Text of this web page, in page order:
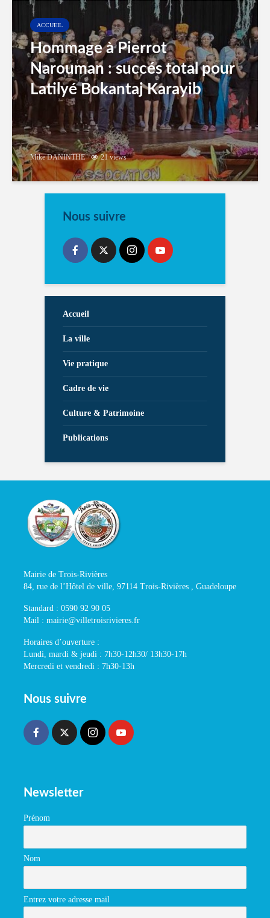
ACCUEIL
Hommage à Pierrot
Narouman : succés total pour
Latilyé Bokantaj Karayib
Mike DANINTHE 21 views
Nous suivre
Accueil
La ville
Vie pratique
Cadre de vie
Culture & Patrimoine
Publications
Mairie de Trois-Rivières
84, rue de l’Hôtel de ville, 97114 Trois-Rivières , Guadeloupe
Standard : 0590 92 90 05
Mail : mairie@villetroisrivieres.fr
Horaires d’ouverture :
Lundi, mardi & jeudi : 7h30-12h30/ 13h30-17h
Mercredi et vendredi : 7h30-13h
Nous suivre
Newsletter
Prénom
Nom
Entrez votre adresse mail